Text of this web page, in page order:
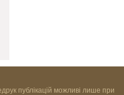
публікацій можливі лише при